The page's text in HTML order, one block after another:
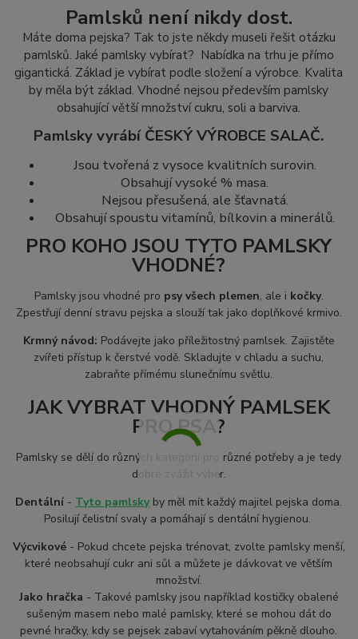
Pamlsků není nikdy dost.
Máte doma pejska? Tak to jste někdy museli řešit otázku
pamlsků. Jaké pamlsky vybírat? Nabídka na trhu je přímo
gigantická. Základ je vybírat podle složení a výrobce. Kvalita
by měla být základ.Vhodné nejsou především pamlsky
obsahující větší množství cukru, soli a barviva.
Pamlsky vyrábí ČESKÝ VÝROBCE SALAČ.
Jsou tvořená z vysoce kvalitních surovin.
Obsahují vysoké % masa.
Nejsou přesušená, ale šťavnatá.
Obsahují spoustu vitamínů, bílkovin a minerálů.
PRO KOHO JSOU TYTO PAMLSKY
VHODNÉ?
Pamlsky jsou vhodné pro psy všech plemen, ale i kočky.
Zpestřují denní stravu pejska a slouží tak jako doplňkové krmivo.
Krmný návod: Podávejte jako příležitostný pamlsek. Zajistěte
zvířeti přístup k čerstvé vodě. Skladujte v chladu a suchu,
zabraňte přímému slunečnímu světlu.
JAK VYBRAT VHODNÝ PAMLSEK
PRO PSA?
Pamlsky se dělí do různých kategorií pro různé potřeby a je tedy
dobré zvážit výběr.
Dentální - Tyto pamlskyby měl mít každý majitel pejska doma.
Posilují čelistní svaly a pomáhají s dentální hygienou.
Výcvikové - Pokud chcete pejska trénovat, zvolte pamlsky menší,
které neobsahují cukr ani sůl a můžete je dávkovat ve větším
množství.
Jako hračka - Takové pamlsky jsou například kostičky obalené
sušeným masem nebo malé pamlsky, které se mohou dát do
pevné hračky, kdy se pejsek zabaví vytahováním pěkně dlouho.